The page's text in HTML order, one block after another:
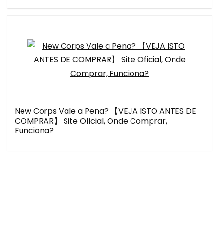
New Corps Vale a Pena? 【VEJA ISTO ANTES DE
COMPRAR】 Site Oficial, Onde Comprar,
Funciona?